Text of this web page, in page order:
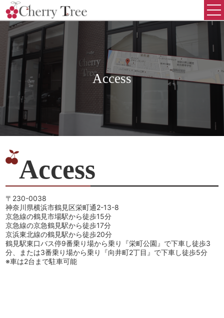
Access
Access
〒230-0038
神奈川県横浜市鶴見区栄町通2-13-8
京急線の鶴見市場駅から徒歩15分
京急線の京急鶴見駅から徒歩17分
京浜東北線の鶴見駅から徒歩20分
鶴見駅東口バス停9番乗り場から乗り『栄町公園』で下車し徒歩3
分、または3番乗り場から乗り『向井町2丁目』で下車し徒歩5分
※車は2台まで駐車可能